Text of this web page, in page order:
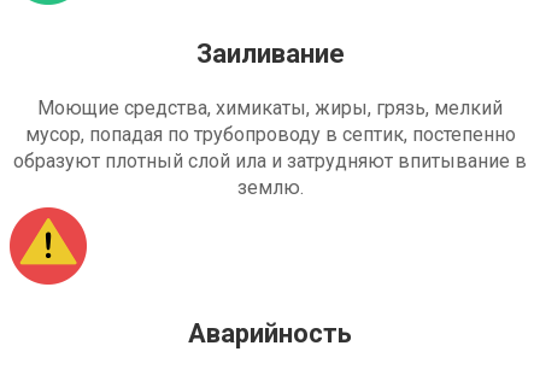
Заиливание
Моющие средства, химикаты, жиры, грязь, мелкий
мусор, попадая по трубопроводу в септик, постепенно
образуют плотный слой ила и затрудняют впитывание в
землю.
Аварийность